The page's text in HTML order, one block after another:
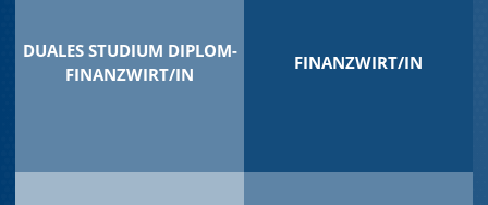
DUALES STUDIUM DIPLOM-
FINANZWIRT/IN
FINANZWIRT/IN